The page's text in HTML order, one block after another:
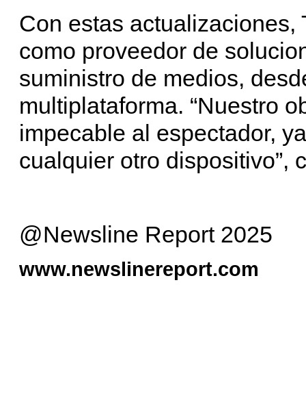
Con estas actualizaciones,
como proveedor de
suministro de medios,
multiplataforma. “Nuestro
impecable al espectador,
cualquier otro dispositivo”,
@Newsline Report 2025
www.newslinereport.com